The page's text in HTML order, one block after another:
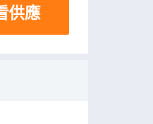
供應